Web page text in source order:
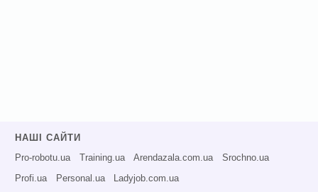
НАШІ САЙТИ
Pro-robotu.ua Training.ua Arendazala.com.ua Srochno.ua
Profi.ua Personal.ua Ladyjob.com.ua